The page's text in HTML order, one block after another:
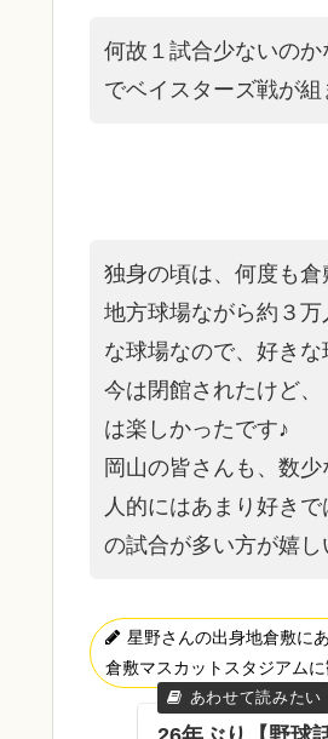
何故１試合少ないの
でベイスターズ戦が組
独身の頃は、何度も倉
地方球場ながら約３
な球場なので、好きな
今は閉館されたけど
は楽しかったです♪
岡山の皆さんも、数
人的にはあまり好き
の試合が多い方が嬉し
星野さんの出身地倉敷に
倉敷マスカットスタジアム